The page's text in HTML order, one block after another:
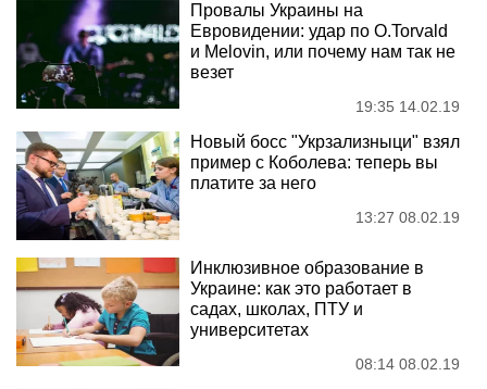
Провалы Украины на
Евровидении: удар по О.Torvald
и Melovin, или почему нам так не
везет
19:35 14.02.19
Новый босс "Укрзализныци" взял
пример с Коболева: теперь вы
платите за него
13:27 08.02.19
Инклюзивное образование в
Украине: как это работает в
садах, школах, ПТУ и
университетах
08:14 08.02.19